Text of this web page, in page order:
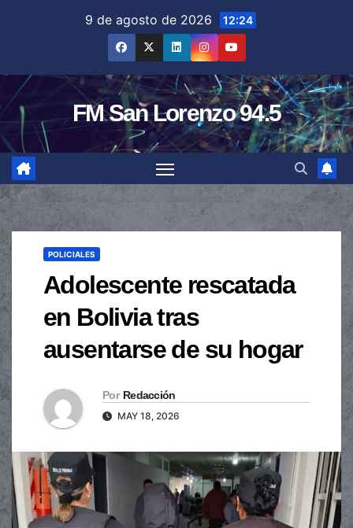
9 de agosto de 2026 12:24
FM San Lorenzo 94.5
POLICIALES
Adolescente rescatada
en Bolivia tras
ausentarse de su hogar
Por Redacción
MAY 18, 2026